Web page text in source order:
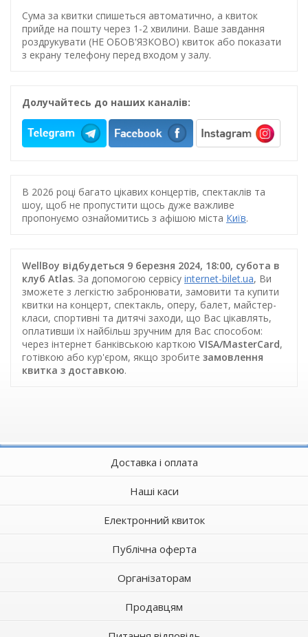
Сума за квитки спишеться автоматично, а квиток
прийде на пошту через 1-2 хвилини. Ваше завдання
роздрукувати (НЕ ОБОВ'ЯЗКОВО) квиток або показати
з екрану телефону перед входом у залу.
Долучайтесь до наших каналів:
В 2026 році багато цікавих концертів, спектаклів та
шоу, щоб не пропустити щось дуже важливе
пропонуємо ознайомитись з афішою міста Київ.
WellBoy відбудеться 9 березня 2024, 18:00, субота в
клуб Atlas. За допомогою сервісу internet-bilet.ua, Ви
зможете з легкістю забронювати, замовити та купити
квитки на концерт, спектакль, оперу, балет, майстер-
класи, спортивні та дитячі заходи, що Вас цікавлять,
оплативши їх найбільш зручним для Вас способом:
через інтернет банківською карткою VISA/MasterCard,
готівкою або кур'єром, якщо зробите замовлення
квитка з доставкою.
Доставка і оплата
Наші каси
Електронний квиток
Публічна оферта
Організаторам
Продавцям